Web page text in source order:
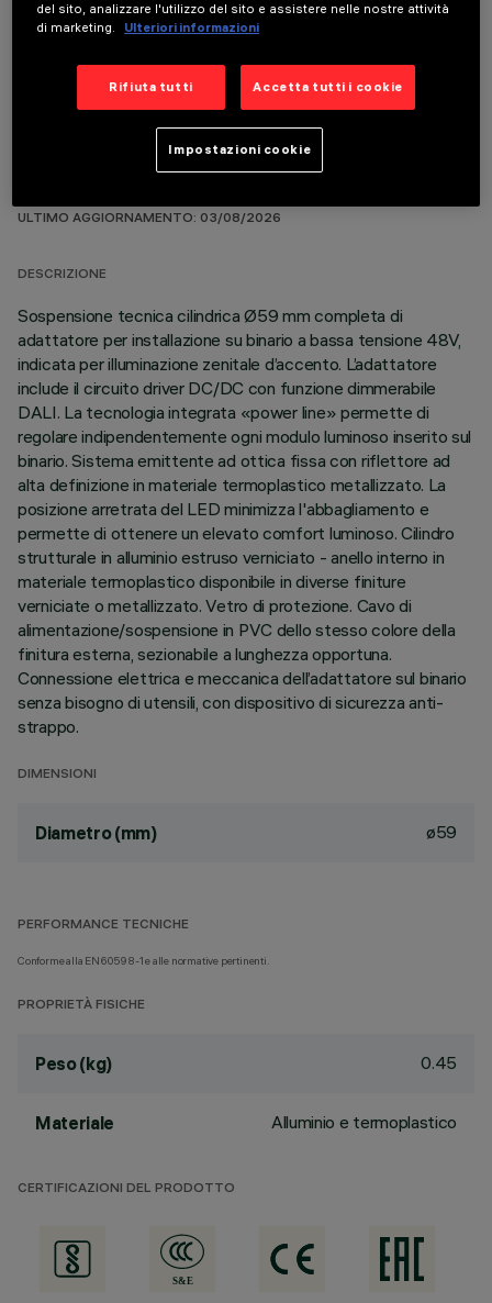
COMPONENTI OPZIONALI
ULTIMO AGGIORNAMENTO: 03/08/2026
DESCRIZIONE
Sospensione tecnica cilindrica Ø59 mm completa di
adattatore per installazione su binario a bassa tensione 48V,
indicata per illuminazione zenitale d’accento. L’adattatore
include il circuito driver DC/DC con funzione dimmerabile
DALI. La tecnologia integrata «power line» permette di
regolare indipendentemente ogni modulo luminoso inserito sul
binario. Sistema emittente ad ottica fissa con riflettore ad
alta definizione in materiale termoplastico metallizzato. La
posizione arretrata del LED minimizza l'abbagliamento e
permette di ottenere un elevato comfort luminoso. Cilindro
strutturale in alluminio estruso verniciato - anello interno in
materiale termoplastico disponibile in diverse finiture
verniciate o metallizzato. Vetro di protezione. Cavo di
alimentazione/sospensione in PVC dello stesso colore della
finitura esterna, sezionabile a lunghezza opportuna.
Connessione elettrica e meccanica dell’adattatore sul binario
senza bisogno di utensili, con dispositivo di sicurezza anti-
strappo.
DIMENSIONI
Diametro (mm) ø59
PERFORMANCE TECNICHE
Conforme alla EN60598-1 e alle normative pertinenti.
PROPRIETÀ FISICHE
Peso (kg) 0.45
Materiale Alluminio e termoplastico
CERTIFICAZIONI DEL PRODOTTO
del sito, analizzare l'utilizzo del sito e assistere nelle nostre attività
di marketing.
Ulteriori informazioni
Rifiuta tutti Accetta tutti i cookie
Impostazioni cookie